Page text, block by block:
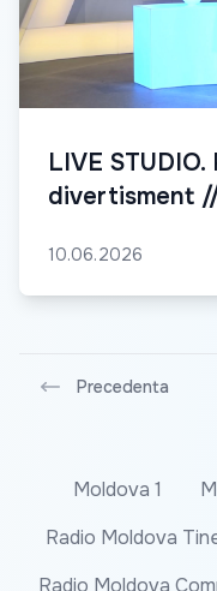
LIVE
divertisment
10.06.2026
Precedenta
Moldova 1
Radio Moldova